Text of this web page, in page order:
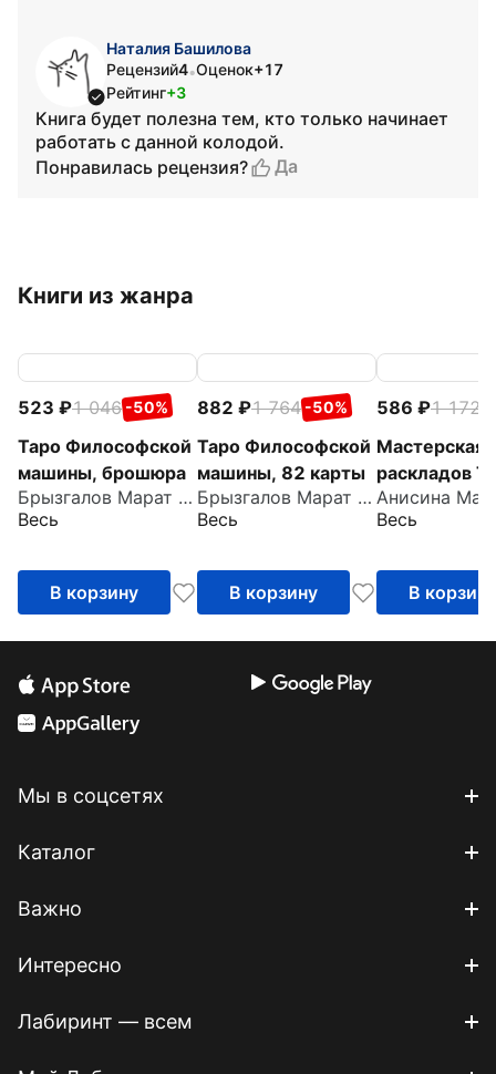
Наталия Башилова
Рецензий4•Оценок+17
Рейтинг+3
Книга будет полезна тем, кто только начинает
работать с данной колодой.
Понравилась рецензия?
Да
Книги из жанра
523 1 046 -50%
Таро Философской
машины, брошюра
Брызгалов Марат Александрович
Весь
В корзину
882 1 764 -50%
Таро Философской
машины, 82 карты
Брызгалов Марат Александрович
Весь
В корзину
586 1 172
Мастерская
раскладов
Отношения,
работа,
Весь
В корзину
Мы в соцсетях
Каталог
Важно
Интересно
Лабиринт — всем